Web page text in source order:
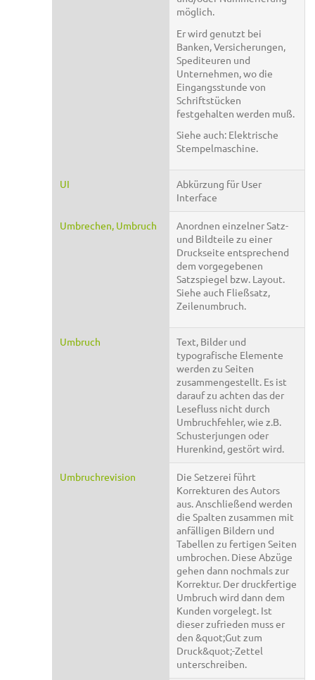
möglich.
Er wird genutzt bei
Banken, Versicherungen,
Spediteuren und
Unternehmen, wo die
Eingangsstunde von
Schriftstücken
festgehalten werden muß.
Siehe auch: Elektrische
Stempelmaschine.
UI
Abkürzung für User
Interface
Umbrechen, Umbruch
Anordnen einzelner Satz-
und Bildteile zu einer
Druckseite entsprechend
dem vorgegebenen
Satzspiegel bzw. Layout.
Siehe auch Fließsatz,
Zeilenumbruch.
Umbruch
Text, Bilder und
typografische Elemente
werden zu Seiten
zusammengestellt. Es ist
darauf zu achten das der
Lesefluss nicht durch
Umbruchfehler, wie z.B.
Schusterjungen oder
Hurenkind, gestört wird.
Umbruchrevision
Die Setzerei führt
Korrekturen des Autors
aus. Anschließend werden
die Spalten zusammen mit
anfälligen Bildern und
Tabellen zu fertigen Seiten
umbrochen. Diese Abzüge
gehen dann nochmals zur
Korrektur. Der druckfertige
Umbruch wird dann dem
Kunden vorgelegt. Ist
dieser zufrieden muss er
den &quot;Gut zum
Druck&quot;-Zettel
unterschreiben.